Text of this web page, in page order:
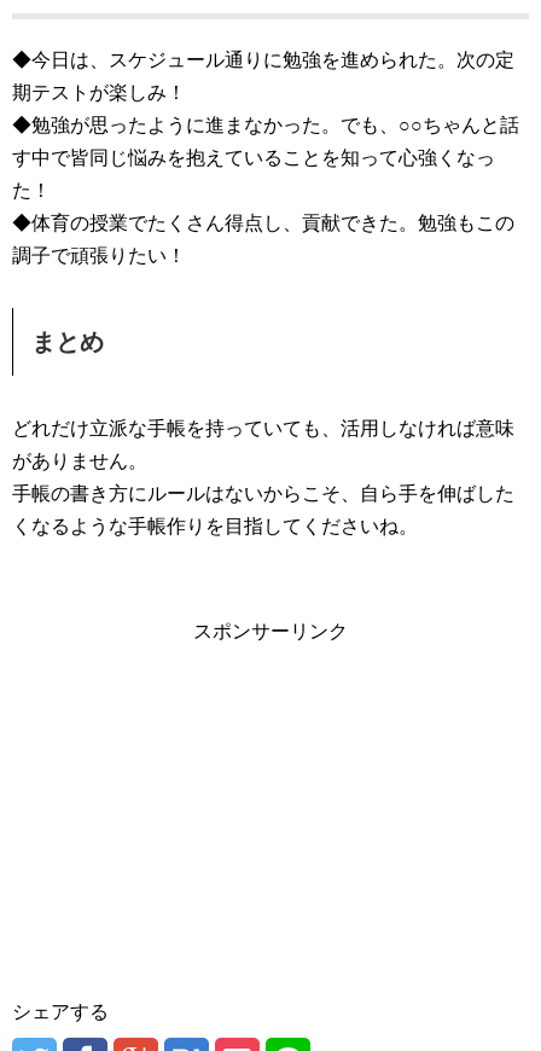
◆今日は、スケジュール通りに勉強を進められた。次の定
期テストが楽しみ！
◆勉強が思ったように進まなかった。でも、○○ちゃんと話
す中で皆同じ悩みを抱えていることを知って心強くなっ
た！
◆体育の授業でたくさん得点し、貢献できた。勉強もこの
調子で頑張りたい！
まとめ
どれだけ立派な手帳を持っていても、活用しなければ意味
がありません。
手帳の書き方にルールはないからこそ、自ら手を伸ばした
くなるような手帳作りを目指してくださいね。
スポンサーリンク
シェアする